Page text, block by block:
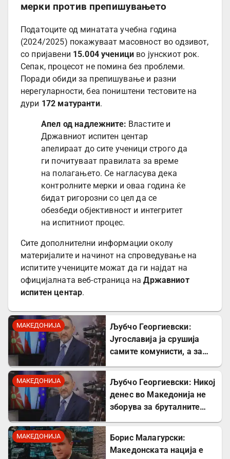
мерки против препишувањето
Податоците од минатата учебна година
(2024/2025) покажуваат масовност во одзивот,
со пријавени 15.004 ученици во јунскиот рок.
Сепак, процесот не помина без проблеми.
Поради обиди за препишување и разни
нерегуларности, беа поништени тестовите на
дури 172 матуранти.
Апел од надлежните: Властите и
Државниот испитен центар
апелираат до сите ученици строго да
ги почитуваат правилата за време
на полагањето. Се нагласува дека
контролните мерки и оваа година ќе
бидат ригорозни со цел да се
обезбеди објективност и интегритет
на испитниот процес.
Сите дополнителни информации околу
материјалите и начинот на спроведување на
испитите учениците можат да ги најдат на
официјалната веб-страница наДржавниот
испитен центар.
МАКЕДОНИЈА
Љубчо Георгиевски:
Југославија ја срушија
самите комунисти, а за
МАКЕДОНИЈА
Љубчо Георгиевски: Никој
денес во Македонија не
зборува за бруталните
МАКЕДОНИЈА
Борис Малагурски:
Македонската нација е